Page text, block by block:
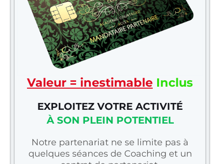
EXPLOITEZ VOTRE ACTIVITÉ
À SON PLEIN POTENTIEL
Notre partenariat ne se limite pas à
quelques séances de Coaching et un
Valeur = inestimable Inclus